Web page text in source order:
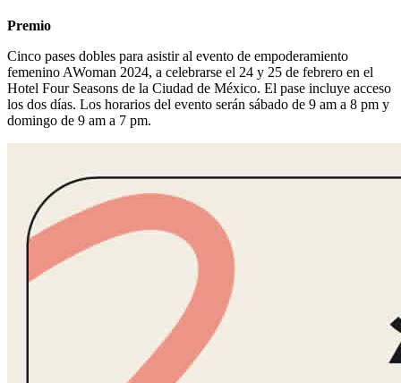
Premio
Cinco pases dobles para asistir al evento de empoderamiento
femenino AWoman 2024, a celebrarse el 24 y 25 de febrero en el
Hotel Four Seasons de la Ciudad de México. El pase incluye acceso
los dos días. Los horarios del evento serán sábado de 9 am a 8 pm y
domingo de 9 am a 7 pm.